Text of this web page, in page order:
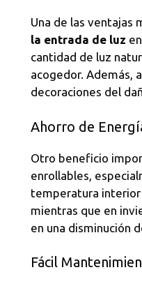
Una de las ventajas
la entrada de luz
cantidad de luz
acogedor. Además,
decoraciones del
Ahorro de
Otro beneficio
enrollables,
temperatura interior
mientras que en
en una disminución
Fácil